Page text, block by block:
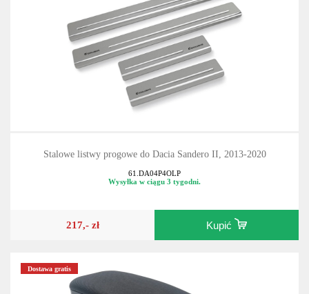
Stalowe listwy progowe do Dacia Sandero II, 2013-2020
61.DA04P4OLP
Wysyłka w ciągu 3 tygodni.
217,- zł Kupić
Dostawa gratis